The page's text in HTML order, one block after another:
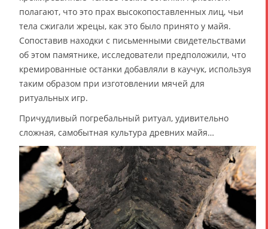
полагают, что это прах высокопоставленных лиц, чьи
тела сжигали жрецы, как это было принято у майя.
Сопоставив находки с письменными свидетельствами
об этом памятнике, исследователи предположили, что
кремированные останки добавляли в каучук, используя
таким образом при изготовлении мячей для
ритуальных игр.
Причудливый погребальный ритуал, удивительно
сложная, самобытная культура древних майя…